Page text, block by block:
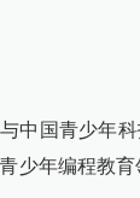
中国青少年
少年编程教